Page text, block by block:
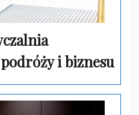
i biznesu